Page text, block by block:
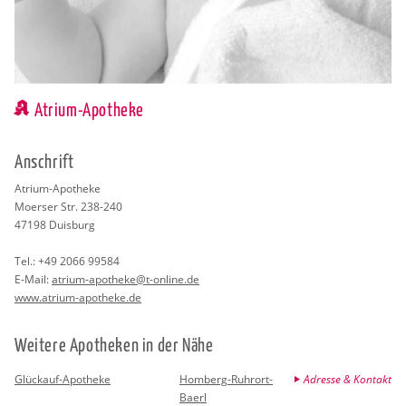
Atrium-Apotheke
An­schrift
Atri­um-Apo­the­ke
Mo­er­ser Str. 238-240
47198 Duis­burg
Tel.:+49 2066 99584
E-Mail:atri­um-apo­the­ke@​t-​online.​de
www.​atrium-​apotheke.​de
Wei­te­re Apo­the­ken in der Nähe
Glückauf-Apotheke
Homberg-Ruhrort-
Baerl
Adresse & Kontakt